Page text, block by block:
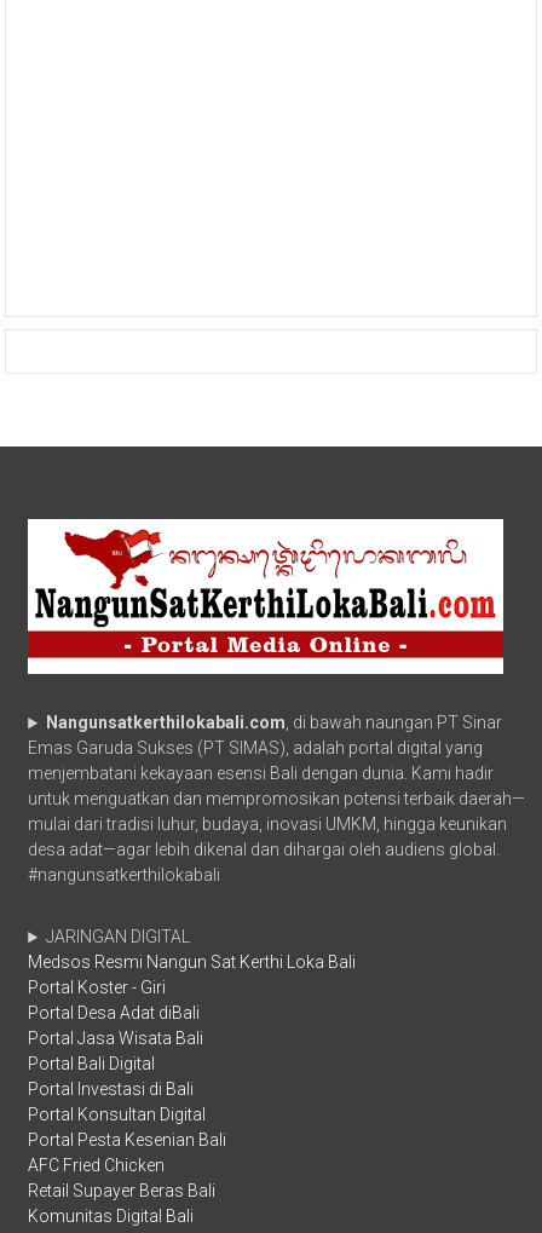
Nangunsatkerthilokabali.com, di bawah naungan PT Sinar
Emas Garuda Sukses (PT SIMAS), adalah portal digital yang
menjembatani kekayaan esensi Bali dengan dunia. Kami hadir
untuk menguatkan dan mempromosikan potensi terbaik daerah—
mulai dari tradisi luhur, budaya, inovasi UMKM, hingga keunikan
desa adat—agar lebih dikenal dan dihargai oleh audiens global.
#nangunsatkerthilokabali
JARINGAN DIGITAL
Medsos Resmi Nangun Sat Kerthi Loka Bali
Portal Koster - Giri
Portal Desa Adat diBali
Portal Jasa Wisata Bali
Portal Bali Digital
Portal Investasi di Bali
Portal Konsultan Digital
Portal Pesta Kesenian Bali
AFC Fried Chicken
Retail Supayer Beras Bali
Komunitas Digital Bali